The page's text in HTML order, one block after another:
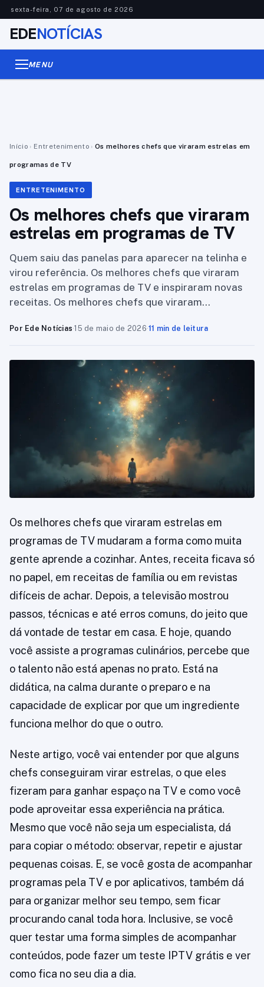
sexta-feira, 07 de agosto de 2026
EDENOTÍCIAS
MENU
Início › Entretenimento › Os melhores chefs que viraram estrelas em
programas de TV
ENTRETENIMENTO
Os melhores chefs que viraram
estrelas em programas de TV
Quem saiu das panelas para aparecer na telinha e
virou referência. Os melhores chefs que viraram
estrelas em programas de TV e inspiraram novas
receitas. Os melhores chefs que viraram…
Por Ede Notícias·15 de maio de 2026·11 min de leitura
Os melhores chefs que viraram estrelas em
programas de TV mudaram a forma como muita
gente aprende a cozinhar. Antes, receita ficava só
no papel, em receitas de família ou em revistas
difíceis de achar. Depois, a televisão mostrou
passos, técnicas e até erros comuns, do jeito que
dá vontade de testar em casa. E hoje, quando
você assiste a programas culinários, percebe que
o talento não está apenas no prato. Está na
didática, na calma durante o preparo e na
capacidade de explicar por que um ingrediente
funciona melhor do que o outro.
Neste artigo, você vai entender por que alguns
chefs conseguiram virar estrelas, o que eles
fizeram para ganhar espaço na TV e como você
pode aproveitar essa experiência na prática.
Mesmo que você não seja um especialista, dá
para copiar o método: observar, repetir e ajustar
pequenas coisas. E, se você gosta de acompanhar
programas pela TV e por aplicativos, também dá
para organizar melhor seu tempo, sem ficar
procurando canal toda hora. Inclusive, se você
quer testar uma forma simples de acompanhar
conteúdos, pode fazer um teste IPTV grátis e ver
como fica no seu dia a dia.